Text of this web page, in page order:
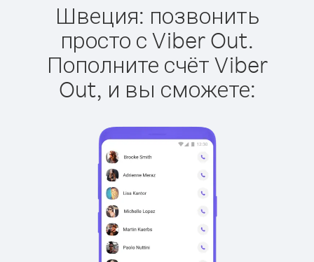
Швеция: позвонить
просто с Viber Out.
Пополните счёт Viber
Out, и вы сможете: